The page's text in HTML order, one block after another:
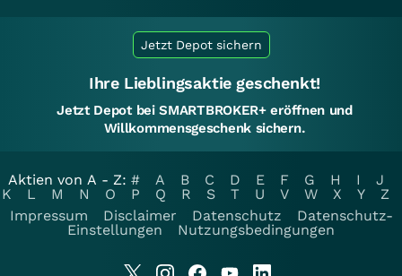
Jetzt Depot sichern
Ihre Lieblingsaktie geschenkt!
Jetzt Depot bei SMARTBROKER+ eröffnen und
Willkommensgeschenk sichern.
Aktien von A - Z: # A B C D E F G H I
J
K
L M N O P Q R S T U V W X Y
Z
Impressum
Disclaimer Datenschutz
Datenschutz-
Einstellungen
Nutzungsbedingungen